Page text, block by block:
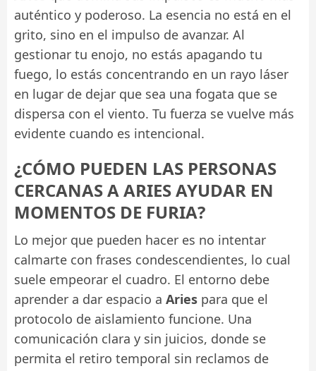
auténtico y poderoso. La esencia no está en el
grito, sino en el impulso de avanzar. Al
gestionar tu enojo, no estás apagando tu
fuego, lo estás concentrando en un rayo láser
en lugar de dejar que sea una fogata que se
dispersa con el viento. Tu fuerza se vuelve más
evidente cuando es intencional.
¿CÓMO PUEDEN LAS PERSONAS
CERCANAS A ARIES AYUDAR EN
MOMENTOS DE FURIA?
Lo mejor que pueden hacer es no intentar
calmarte con frases condescendientes, lo cual
suele empeorar el cuadro. El entorno debe
aprender a dar espacio a Aries para que el
protocolo de aislamiento funcione. Una
comunicación clara y sin juicios, donde se
permita el retiro temporal sin reclamos de